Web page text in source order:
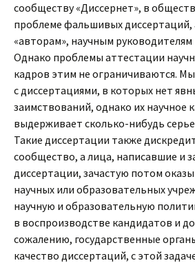
сообществу «Диссернет», в
проблеме фальшивых диссертаций,
«авторам», научным
Однако проблемы аттестации
кадров этим не ограничиваются.
с диссертациями, в которых нет
заимствований, однако их научное
выдерживает сколько-нибудь
Такие диссертации также
сообщество, а лица, написавшие и
диссертации, зачастую потом
научных или образовательных
научную и образовательную
в воспроизводстве кандидатов и
сожалению, государственные
качество диссертаций, с этой